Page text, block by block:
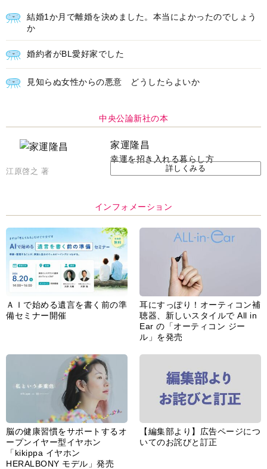
結婚1か月で離婚を決めました。本当によかったのでしょう
か
婚約者がBL愛好家でした
見知らぬ女性からの悪意 どうしたらよいか
中央公論新社の本
家運隆昌
幸運を招き入れる暮らし方
江原啓之 著 詳しくみる
インフォメーション
ＡＩで始める遺言を書く前の準
備セミナー開催
耳にすっぽり！オーティコン補
聴器、新しいスタイルで All in
Ear の「オーティコン ジー
ル」を発売
脳の健康習慣をサポートするオ
ープンイヤー型イヤホン
「kikippa イヤホン
HERALBONY モデル」発売
【編集部より】広告ページにつ
いてのお詫びと訂正